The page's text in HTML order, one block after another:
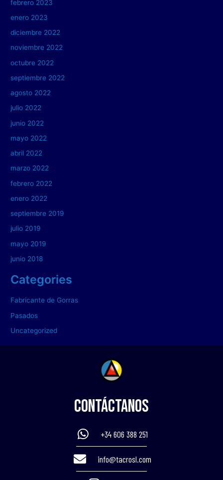
febrero 2023
enero 2023
diciembre 2022
noviembre 2022
octubre 2022
septiembre 2022
agosto 2022
julio 2022
junio 2022
mayo 2022
abril 2022
marzo 2022
febrero 2022
enero 2022
septiembre 2019
julio 2019
mayo 2019
junio 2018
Categories
Fabricante de Gorras
Pasados
Uncategorized
Contáctanos
+34 606 388 251
info@tacrosl.com